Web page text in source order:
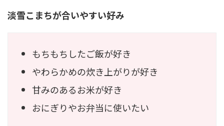
淡雪こまちが合いやすい好み
もちもちしたご飯が好き
やわらかめの炊き上がりが好き
甘みのあるお米が好き
おにぎりやお弁当に使いたい